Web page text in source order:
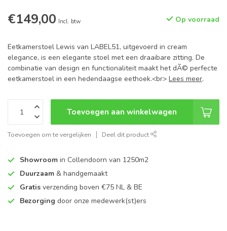
€149,00 Incl. btw Op voorraad
Eetkamerstoel Lewis van LABEL51, uitgevoerd in cream
elegance, is een elegante stoel met een draaibare zitting. De
combinatie van design en functionaliteit maakt het dÃ© perfecte
eetkamerstoel in een hedendaagse eethoek.<br> Lees meer.
Toevoegen aan winkelwagen
Toevoegen om te vergelijken Deel dit product
Showroom in Collendoorn van 1250m2
Duurzaam & handgemaakt
Gratis verzending boven €75 NL & BE
Bezorging door onze medewerk(st)ers